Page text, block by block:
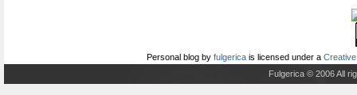
Personal blog by fulgerica is licensed under a
Fulgerica © 2006 All